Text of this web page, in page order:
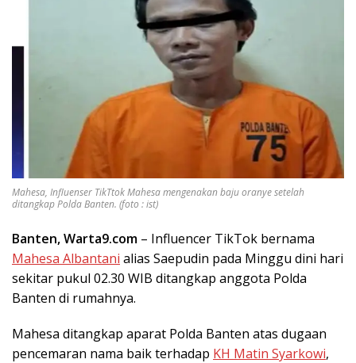
Mahesa, Influenser TikTtok Mahesa mengenakan baju oranye setelah
ditangkap Polda Banten. (foto : ist)
Banten, Warta9.com – Influencer TikTok bernama
Mahesa Albantani alias Saepudin pada Minggu dini hari
sekitar pukul 02.30 WIB ditangkap anggota Polda
Banten di rumahnya.
Mahesa ditangkap aparat Polda Banten atas dugaan
pencemaran nama baik terhadap KH Matin Syarkowi,